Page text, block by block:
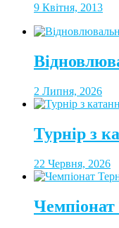
9 Квітня, 2013
2 Липня, 2026
Турнір з
22 Червня, 2026